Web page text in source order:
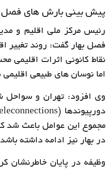
پیش بینی بارش های فصل بهار
رئیس مرکز ملی اقلیم و
فصل بهار گفت: روند تغییر
نقاط کانونی اثرات
اما نوسان های طبیعی
وی افزود: تهران و سواحل
مجموع این عوامل باعث شد
در بهار نیز ادامه داشته
وظیفه در پایان خاطرنشان